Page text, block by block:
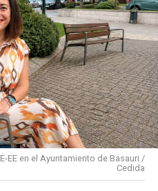
EE en el Ayuntamiento de Basauri /
Cedida